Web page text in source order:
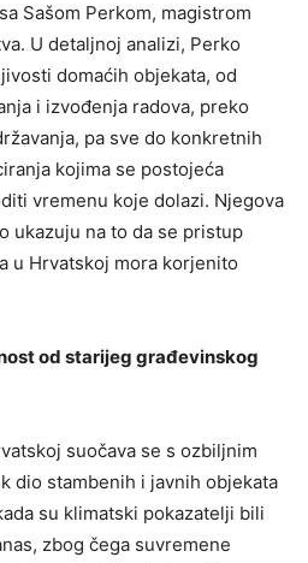
Sašom Perkom, magistrom
U detaljnoj analizi, Perko
domaćih objekata, od
i izvođenja radova, preko
pa sve do konkretnih
kojima se postojeća
vremenu koje dolazi. Njegova
ukazuju na to da se pristup
u Hrvatskoj mora korjenito
od starijeg građevinskog
suočava se s ozbiljnim
dio stambenih i javnih objekata
su klimatski pokazatelji bili
zbog čega suvremene